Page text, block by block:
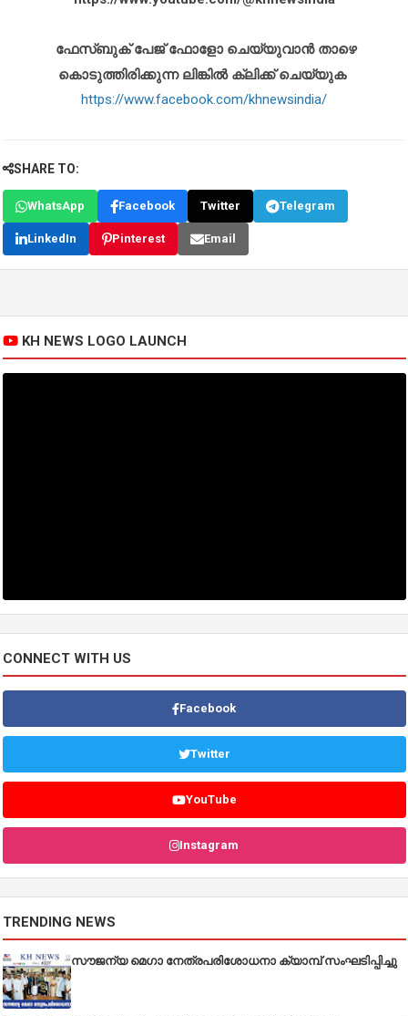
ഫേസ്ബുക് പേജ് ഫോളോ ചെയ്യുവാൻ താഴെ
കൊടുത്തിരിക്കുന്ന ലിങ്കിൽ ക്ലിക്ക് ചെയ്യുക
https://www.facebook.com/khnewsindia/
SHARE TO:
WhatsApp Facebook Twitter Telegram
LinkedIn Pinterest Email
KH NEWS LOGO LAUNCH
CONNECT WITH US
Facebook
Twitter
YouTube
Instagram
TRENDING NEWS
സൗജന്യ മെഗാ നേത്രപരിശോധനാ ക്യാമ്പ് സംഘടിപ്പിച്ചു